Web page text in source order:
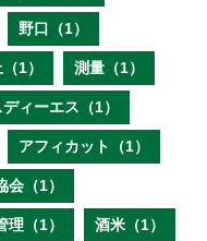
野口（1）
1） 測量（1）
ィーエス（1）
アフィカット（1）
会（1）
理（1） 酒米（1）